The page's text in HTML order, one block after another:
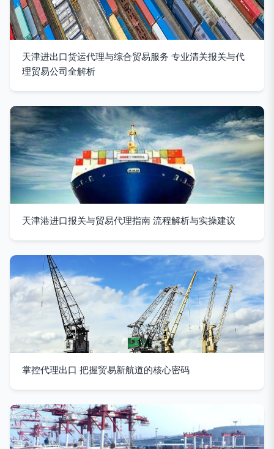
天津进出口货运代理与综合贸易服务 专业清关报关与代
理贸易公司全解析
天津港进口报关与贸易代理指南 流程解析与实操建议
掌控代理出口 把握贸易新航道的核心密码